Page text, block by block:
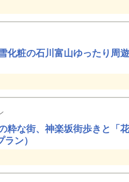
化粧の石川富山ゆったり周
粋な街、神楽坂街歩きと「
ン）